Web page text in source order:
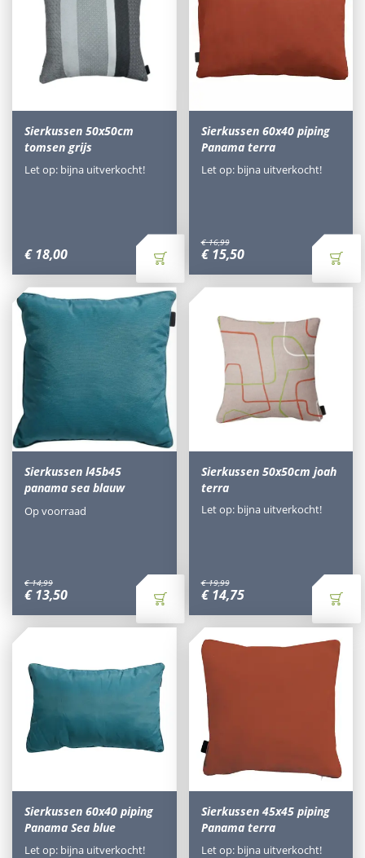
Sierkussen 50x50cm
tomsen grijs
€ 18,00
Let op: bijna uitverkocht!
Sierkussen 60x40 piping
Panama terra
€ 16,99
€ 15,50
Let op: bijna uitverkocht!
Sierkussen l45b45
panama sea blauw
€ 14,99
€ 13,50
Op voorraad
Sierkussen 50x50cm joah
terra
€ 19,99
€ 14,75
Let op: bijna uitverkocht!
Sierkussen 60x40 piping
Panama Sea blue
Let op: bijna uitverkocht!
Sierkussen 45x45 piping
Panama terra
Let op: bijna uitverkocht!